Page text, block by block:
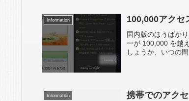
Information 100,000アクセ
国内版のほうばか
ーが 100,000 を越
しょうか、いつの
Information 携帯でのアク